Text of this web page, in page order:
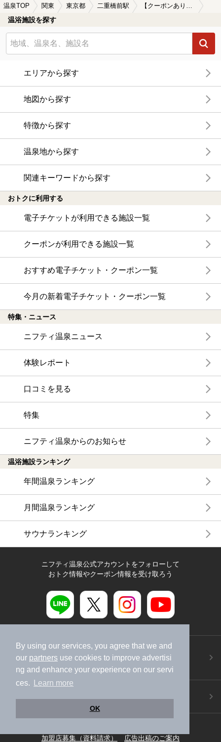
By using our services, you agree that we and
our partners use cookies to improve advertisi
ng and enhance your experience on our servi
ces.
Learn more
OK
温泉TOP 関東 東京都 二重橋前駅
温浴施設を探す
エリアから探す
地図から探す
特徴から探す
温泉地から探す
関連キーワードから探す
おトクに利用する
電子チケットが利用できる施設一覧
クーポンが利用できる施設一覧
おすすめ電子チケット・クーポン一覧
今月の新着電子チケット・クーポン一覧
特集・ニュース
ニフティ温泉ニュース
体験レポート
口コミを見る
特集
ニフティ温泉からのお知らせ
温浴施設ランキング
年間温泉ランキング
月間温泉ランキング
サウナランキング
ニフティ温泉公式アカウントをフォローして
おトク情報やクーポン情報を受け取ろう
ニフティ温泉アプリ
地図から温泉検索！お得な限定クーポンも！
今すぐダウンロード！
加盟店募集（資料請求）
広告出稿のご案内